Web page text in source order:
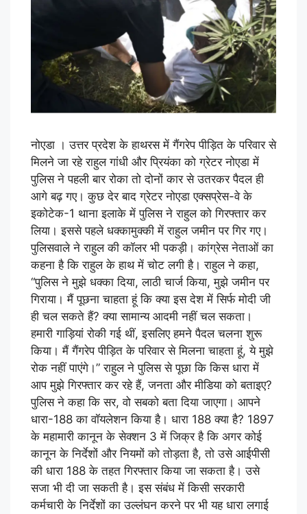
नोएडा । उत्तर प्रदेश के हाथरस में गैंगरेप पीड़ित के परिवार से
मिलने जा रहे राहुल गांधी और प्रियंका को ग्रेटर नोएडा में
पुलिस ने पहली बार रोका तो दोनों कार से उतरकर पैदल ही
आगे बढ़ गए। कुछ देर बाद ग्रेटर नोएडा एक्सप्रेस-वे के
इकोटेक-1 थाना इलाके में पुलिस ने राहुल को गिरफ्तार कर
लिया। इससे पहले धक्कामुक्की में राहुल जमीन पर गिर गए।
पुलिसवाले ने राहुल की कॉलर भी पकड़ी। कांग्रेस नेताओं का
कहना है कि राहुल के हाथ में चोट लगी है। राहुल ने कहा,
“पुलिस ने मुझे धक्का दिया, लाठी चार्ज किया, मुझे जमीन पर
गिराया। मैं पूछना चाहता हूं कि क्या इस देश में सिर्फ मोदी जी
ही चल सकते हैं? क्या सामान्य आदमी नहीं चल सकता।
हमारी गाड़ियां रोकी गई थीं, इसलिए हमने पैदल चलना शुरू
किया। मैं गैंगरेप पीड़ित के परिवार से मिलना चाहता हूं, ये मुझे
रोक नहीं पाएंगे।” राहुल ने पुलिस से पूछा कि किस धारा में
आप मुझे गिरफ्तार कर रहे हैं, जनता और मीडिया को बताइए?
पुलिस ने कहा कि सर, वो सबको बता दिया जाएगा। आपने
धारा-188 का वॉयलेशन किया है। धारा 188 क्या है? 1897
के महामारी कानून के सेक्शन 3 में जिक्र है कि अगर कोई
कानून के निर्देशों और नियमों को तोड़ता है, तो उसे आईपीसी
की धारा 188 के तहत गिरफ्तार किया जा सकता है। उसे
सजा भी दी जा सकती है। इस संबंध में किसी सरकारी
कर्मचारी के निर्देशों का उल्लंघन करने पर भी यह धारा लगाई